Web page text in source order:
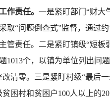
作责任。 一是紧盯部门“财大
取“问题倒查式”监督，通过
管责任。二是紧盯镇级“短板
1013个，以镇为单位列出问
清零。三是紧盯村级“最后
困村和贫困户100人以上的